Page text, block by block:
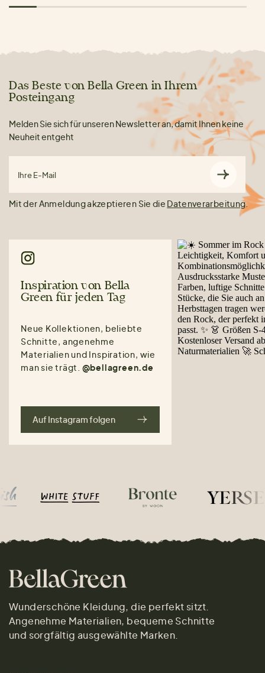
Das Beste von Bella Green in Ihrem
Posteingang
Melden Sie sich für unseren Newsletter an, damit Ihnen keine
Neuheit entgeht
Ihre E-Mail
Mit der Anmeldung akzeptieren Sie die Datenverarbeitung.
Inspiration von Bella
Green für jeden Tag
Neue Kollektionen, beliebte
Schnitte, angenehme
Materialien und Inspiration, wie
man sie trägt. @bellagreen.de
Auf Instagram folgen
Wunderschöne Kleidung, die perfekt sitzt.
Angenehme Materialien, bequeme Schnitte
und sorgfältig ausgewählte Marken.